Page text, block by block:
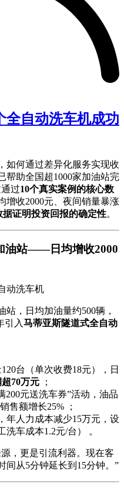
全自动洗车机成功
如何通过差异化服务实现收
帮助全国超1000家加油站完
过10个真实案例的核心数
增收2000元、夜间销量暴涨
据证明投资回报的确定性。
油站——日均增收2000
站，日均加油量约500辆，
引入马蒂亚斯隧道式全自动
120台（单次收费18元），日
70万元 ；
200元送洗车券”活动，油品
售额增长25% ；
年人力成本减少15万元，设
车成本1.2元/台） 。
，更是引流利器。现在客
间从5分钟延长到15分钟。”